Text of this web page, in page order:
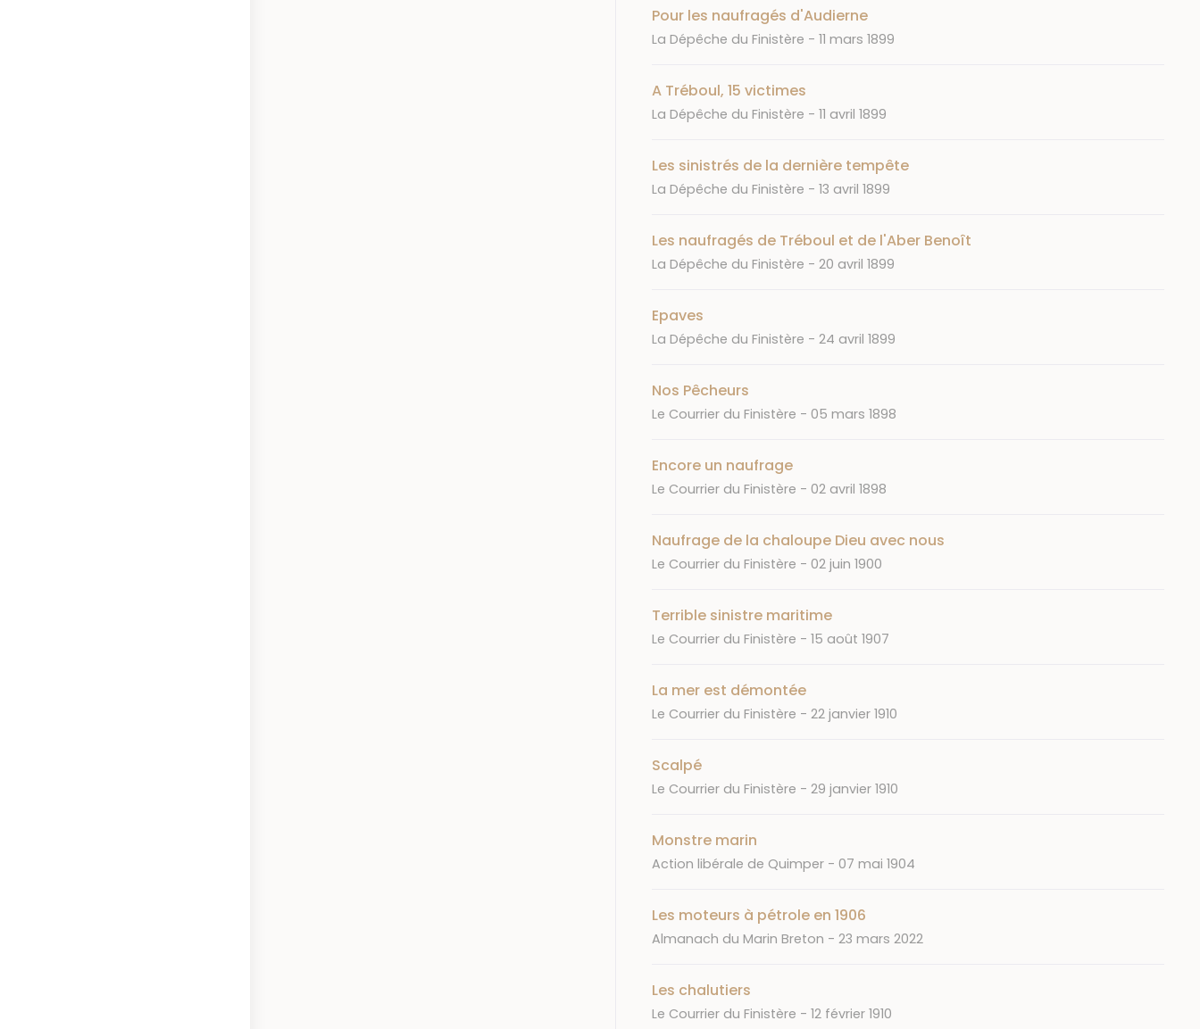
Pour les naufragés d'Audierne
Journal
La Dépêche du Finistère Date
11 mars 1899
A Tréboul, 15 victimes
Journal
La Dépêche du Finistère Date
11 avril 1899
Les sinistrés de la dernière tempête
Journal
La Dépêche du Finistère Date
13 avril 1899
Les naufragés de Tréboul et de l'Aber Benoît
Journal
La Dépêche du Finistère Date
20 avril 1899
Epaves
Journal
La Dépêche du Finistère Date
24 avril 1899
Nos Pêcheurs
Journal
Le Courrier du Finistère Date
05 mars 1898
Encore un naufrage
Journal
Le Courrier du Finistère Date
02 avril 1898
Naufrage de la chaloupe Dieu avec nous
Journal
Le Courrier du Finistère Date
02 juin 1900
Terrible sinistre maritime
Journal
Le Courrier du Finistère Date
15 août 1907
La mer est démontée
Journal
Le Courrier du Finistère Date
22 janvier 1910
Scalpé
Journal
Le Courrier du Finistère Date
29 janvier 1910
Monstre marin
Journal
Action libérale de Quimper Date
07 mai 1904
Les moteurs à pétrole en 1906
Journal
Almanach du Marin Breton Date
23 mars 2022
Les chalutiers
Journal
Le Courrier du Finistère Date
12 février 1910